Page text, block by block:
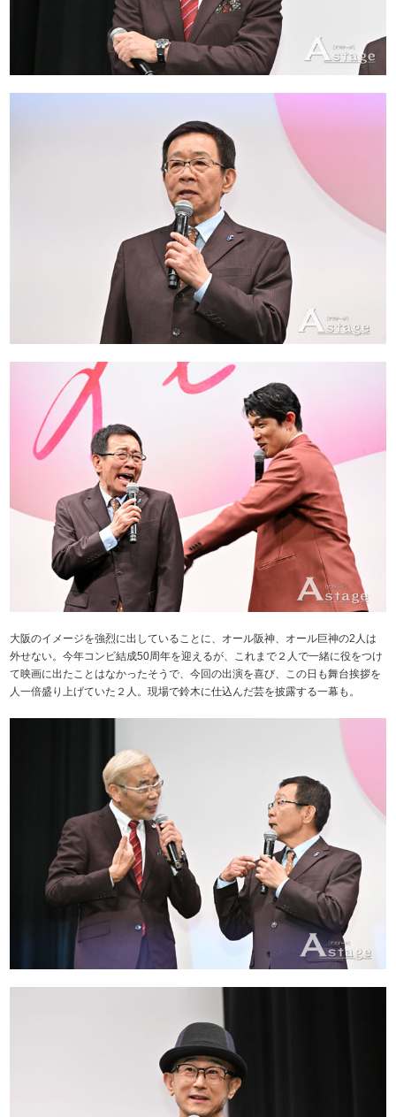
大阪のイメージを強烈に出していることに、オール阪神、オール巨神の2人は
外せない。今年コンビ結成50周年を迎えるが、これまで２人で一緒に役をつけ
て映画に出たことはなかったそうで、今回の出演を喜び、この日も舞台挨拶を
人一倍盛り上げていた２人。現場で鈴木に仕込んだ芸を披露する一幕も。